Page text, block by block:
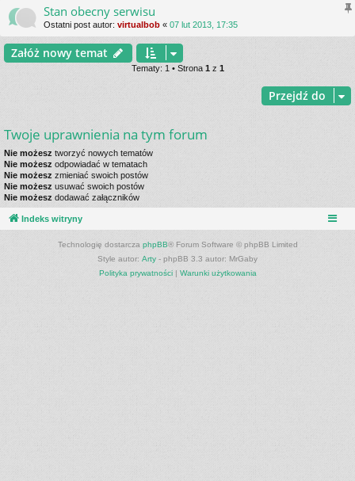
ę
Stan obecny serwisu
Ostatni post autor: virtualbob « 07 lut 2013, 17:35
Załóż nowy temat
Tematy: 1 • Strona 1 z 1
Przejdź do
Twoje uprawnienia na tym forum
Nie możesz tworzyć nowych tematów
Nie możesz odpowiadać w tematach
Nie możesz zmieniać swoich postów
Nie możesz usuwać swoich postów
Nie możesz dodawać załączników
Indeks witryny
Technologię dostarcza phpBB® Forum Software © phpBB Limited
Style autor: Arty - phpBB 3.3 autor: MrGaby
Polityka prywatności| Warunki użytkowania